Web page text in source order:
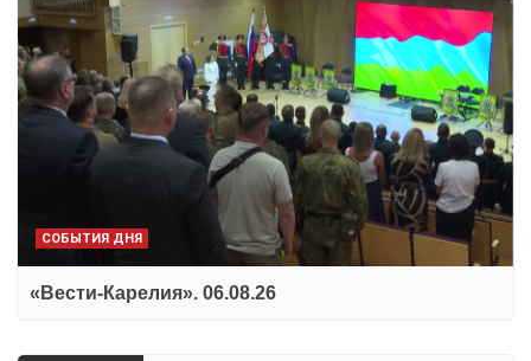
СОБЫТИЯ ДНЯ
«Вести-Карелия». 06.08.26